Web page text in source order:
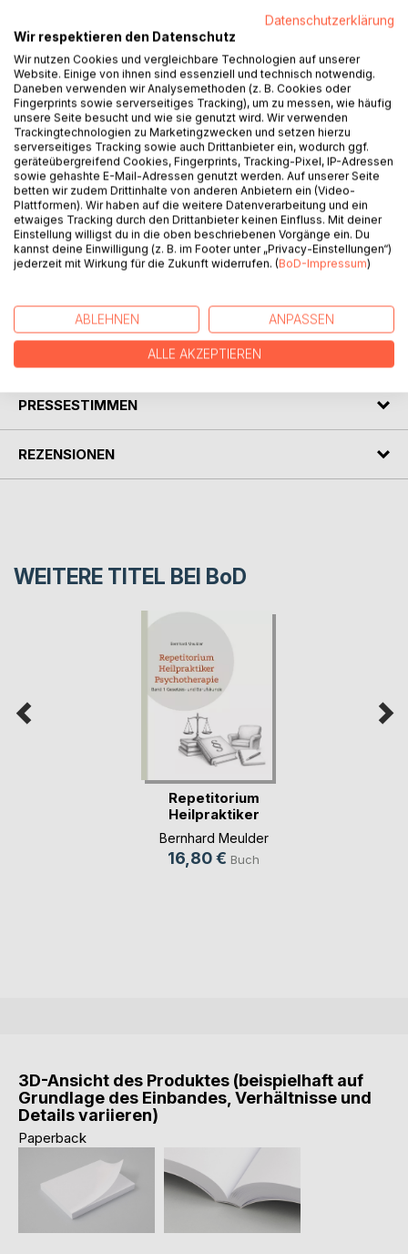
Dieses Buch bietet einen ersten intensiven Einblick in die
Welt der pferdegestützten Therapie, speziell im Einsatz bei
Kindern mit Verhaltensauffälligkeiten.
Erfahren Sie:
- wie Pferde als "Co-Therapeuten" wirken und welche
besonderen Eigenschaften sie mitbringen
- welche therapeutischen Ansätze, Methoden und
Interventionsformen sich in der Praxis bewährt haben,
- wie gezielte Übungen emotionale, soziale und motorische
Kompetenzen fördern,
- welche rechtlichen und organisatorischen
Rahmenbedingungen wichtig sind.
PRESSESTIMMEN
REZENSIONEN
WEITERE TITEL BEI BoD
Repetitorium
Heilpraktiker
Psychot(...)
Bernhard Meulder
16,80 € Buch
3D-Ansicht des Produktes (beispielhaft auf
Grundlage des Einbandes, Verhältnisse und
Details variieren)
Paperback
Datenschutzerklärung
Wir respektieren den Datenschutz
Wir nutzen Cookies und vergleichbare Technologien auf unserer
Website. Einige von ihnen sind essenziell und technisch notwendig.
Daneben verwenden wir Analysemethoden (z. B. Cookies oder
Fingerprints sowie serverseitiges Tracking), um zu messen, wie häufig
unsere Seite besucht und wie sie genutzt wird. Wir verwenden
Trackingtechnologien zu Marketingzwecken und setzen hierzu
serverseitiges Tracking sowie auch Drittanbieter ein, wodurch ggf.
geräteübergreifend Cookies, Fingerprints, Tracking-Pixel, IP-Adressen
sowie gehashte E-Mail-Adressen genutzt werden. Auf unserer Seite
betten wir zudem Drittinhalte von anderen Anbietern ein (Video-
Plattformen). Wir haben auf die weitere Datenverarbeitung und ein
etwaiges Tracking durch den Drittanbieter keinen Einfluss. Mit deiner
Einstellung willigst du in die oben beschriebenen Vorgänge ein. Du
kannst deine Einwilligung (z. B. im Footer unter „Privacy-Einstellungen“)
jederzeit mit Wirkung für die Zukunft widerrufen. (BoD-Impressum)
ABLEHNEN ANPASSEN
ALLE AKZEPTIEREN